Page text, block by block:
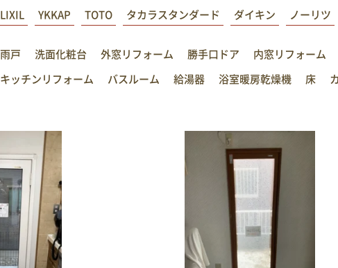
LIXIL YKKAP TOTO タカラスタンダード ダイキン ノーリツ
雨戸 洗面化粧台 外窓リフォーム 勝手口ドア 内窓リフォーム
キッチンリフォーム バスルーム 給湯器 浴室暖房乾燥機 床